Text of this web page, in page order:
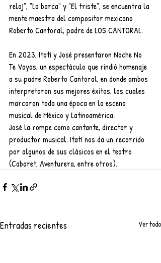
reloj", "La barca" y "El triste", se encuentra la
mente maestra del compositor mexicano
Roberto Cantoral, padre de LOS CANTORAL.
En 2023, Itatí y José presentaron Noche No
Te Vayas, un espectáculo que rindió homenaje
a su padre Roberto Cantoral, en donde ambos
interpretaron sus mejores éxitos, los cuales
marcaron toda una época en la escena
musical de México y Latinoamérica.
José la rompe como cantante, director y
productor musical. Itatí nos da un recorrido
por algunos de sus clásicos en el teatro
(Cabaret, Aventurera, entre otros).
Entradas recientes Ver todo